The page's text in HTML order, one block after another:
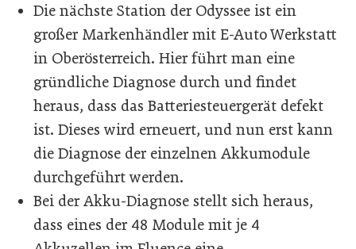
Die nächste Station der Odyssee ist ein
großer Markenhändler mit E-Auto Werkstatt
in Oberösterreich. Hier führt man eine
gründliche Diagnose durch und findet
heraus, dass das Batteriesteuergerät defekt
ist. Dieses wird erneuert, und nun erst kann
die Diagnose der einzelnen Akkumodule
durchgeführt werden.
Bei der Akku-Diagnose stellt sich heraus,
dass eines der 48 Module mit je 4